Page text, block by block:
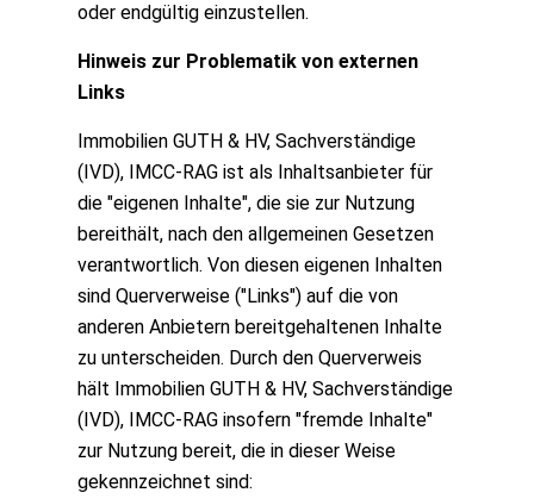
oder endgültig einzustellen.
Hinweis zur Problematik von externen
Links
Immobilien GUTH & HV, Sachverständige
(IVD), IMCC-RAG ist als Inhaltsanbieter für
die "eigenen Inhalte", die sie zur Nutzung
bereithält, nach den allgemeinen Gesetzen
verantwortlich. Von diesen eigenen Inhalten
sind Querverweise ("Links") auf die von
anderen Anbietern bereitgehaltenen Inhalte
zu unterscheiden. Durch den Querverweis
hält Immobilien GUTH & HV, Sachverständige
(IVD), IMCC-RAG insofern "fremde Inhalte"
zur Nutzung bereit, die in dieser Weise
gekennzeichnet sind: